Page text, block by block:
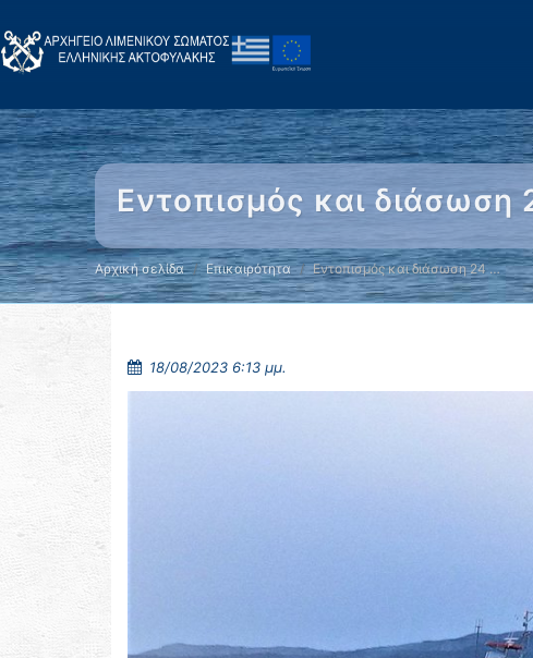
Εντοπισμός και
Αρχική σελίδα Επικαιρότητα Εντοπισμός και διάσωση 24 …
18/08/2023 6:13 μμ.